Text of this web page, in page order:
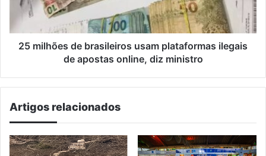
ilegais
apostas
online,
25 milhões de brasileiros usam plataformas ilegais
de apostas online, diz ministro
Artigos relacionados